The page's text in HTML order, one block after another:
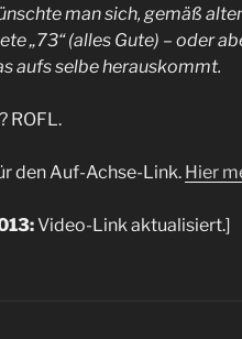
man sich, gemäß
„73“ (alles Gute) – oder
aufs selbe herauskommt.
ROFL.
den Auf-Achse-Link. Hier
Video-Link aktualisiert.]